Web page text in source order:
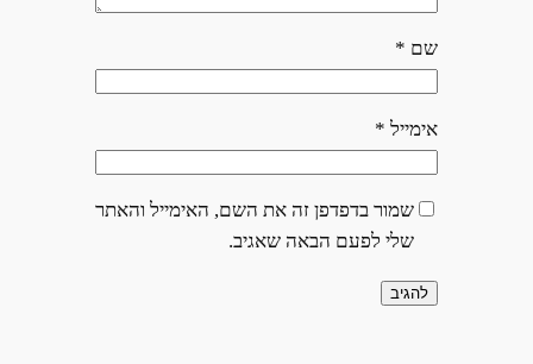
שם *
אימייל *
שמור בדפדפן זה את השם, האימייל והאתר
שלי לפעם הבאה שאגיב.